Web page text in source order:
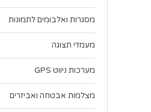
מסגרות ואלבומים לתמונות
מעמדי תצוגה
מערכות ניווט GPS
מצלמות אבטחה ואביזרים